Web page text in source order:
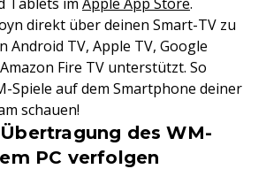
direkt über deinen Smart-TV zu
Android TV, Apple TV, Google
Fire TV unterstützt. So
Spiele auf dem Smartphone deiner
schauen!
des WM-
PC verfolgen